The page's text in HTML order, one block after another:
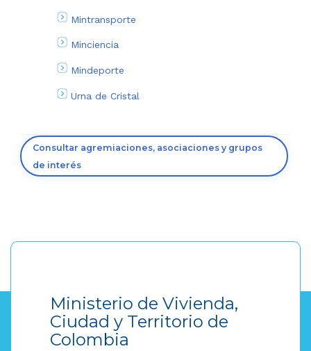
Mintransporte
Minciencia
Mindeporte
Urna de Cristal
Consultar agremiaciones, asociaciones y grupos
de interés
Ministerio de Vivienda,
Ciudad y Territorio de
Colombia